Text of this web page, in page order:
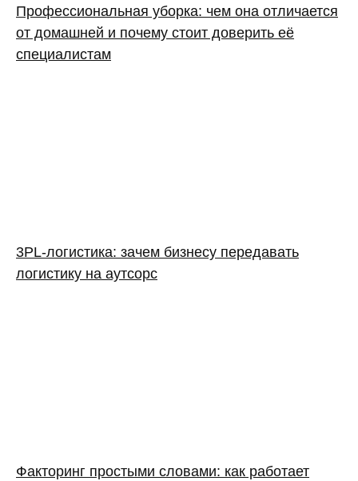
Профессиональная уборка: чем она отличается
от домашней и почему стоит доверить её
специалистам
3PL‑логистика: зачем бизнесу передавать
логистику на аутсорс
Факторинг простыми словами: как работает